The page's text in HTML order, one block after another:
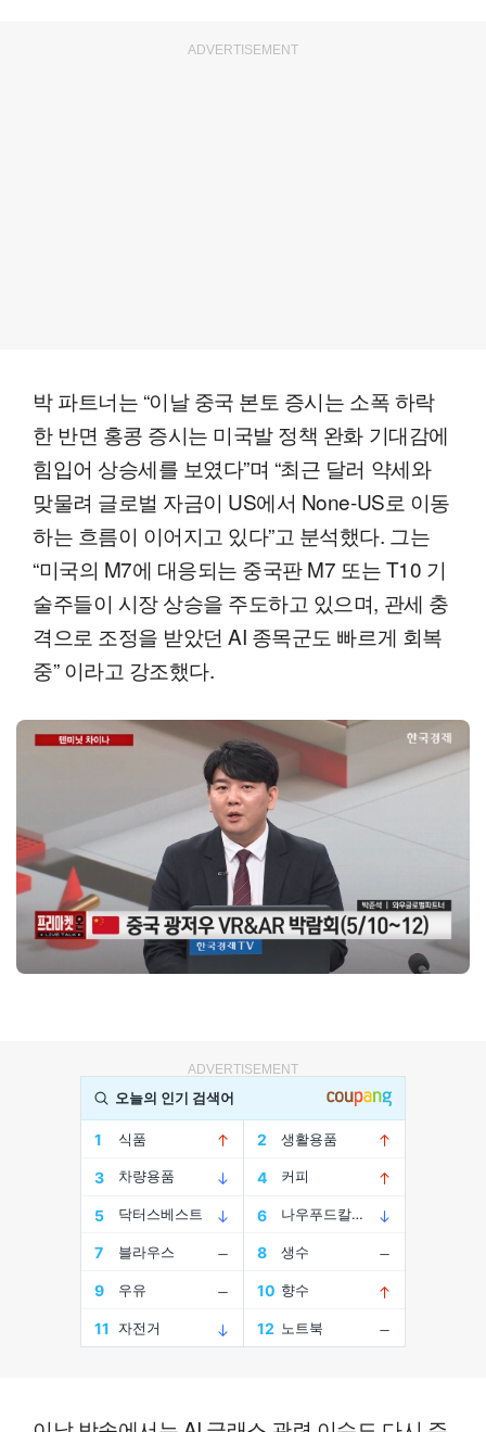
ADVERTISEMENT
박 파트너는 “이날 중국 본토 증시는 소폭 하락
한 반면 홍콩 증시는 미국발 정책 완화 기대감에
힘입어 상승세를 보였다”며 “최근 달러 약세와
맞물려 글로벌 자금이 US에서 None-US로 이동
하는 흐름이 이어지고 있다”고 분석했다. 그는
“미국의 M7에 대응되는 중국판 M7 또는 T10 기
술주들이 시장 상승을 주도하고 있으며, 관세 충
격으로 조정을 받았던 AI 종목군도 빠르게 회복
중” 이라고 강조했다.
ADVERTISEMENT